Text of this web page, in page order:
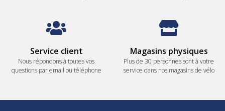
Service client
Nous répondons à toutes vos
questions par email ou téléphone
Magasins physiques
Plus de 30 personnes sont à votre
service dans nos magasins de vélo